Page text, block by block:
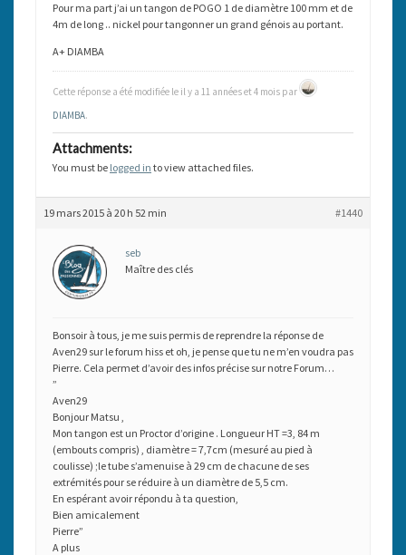
Pour ma part j’ai un tangon de POGO 1 de diamètre 100 mm et de
4m de long .. nickel pour tangonner un grand génois au portant.
A+ DIAMBA
Cette réponse a été modifiée le il y a 11 années et 4 mois par
DIAMBA.
Attachments:
You must be logged in to view attached files.
19 mars 2015 à 20 h 52 min #1440
seb
Maître des clés
Bonsoir à tous, je me suis permis de reprendre la réponse de
Aven29 sur le forum hiss et oh, je pense que tu ne m’en voudra pas
Pierre. Cela permet d’avoir des infos précise sur notre Forum…
”
Aven29
Bonjour Matsu ,
Mon tangon est un Proctor d’origine . Longueur HT =3, 84 m
(embouts compris) , diamètre = 7,7cm (mesuré au pied à
coulisse) ;le tube s’amenuise à 29 cm de chacune de ses
extrémités pour se réduire à un diamètre de 5,5 cm.
En espérant avoir répondu à ta question,
Bien amicalement
Pierre”
A plus